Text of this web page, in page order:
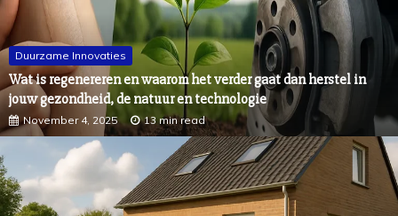
Duurzame Innovaties
Wat is regenereren en waarom het verder gaat dan herstel in
jouw gezondheid, de natuur en technologie
November 4, 2025 13 min read